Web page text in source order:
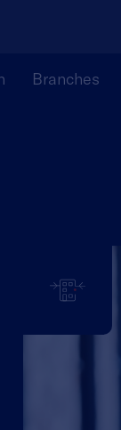
Branches